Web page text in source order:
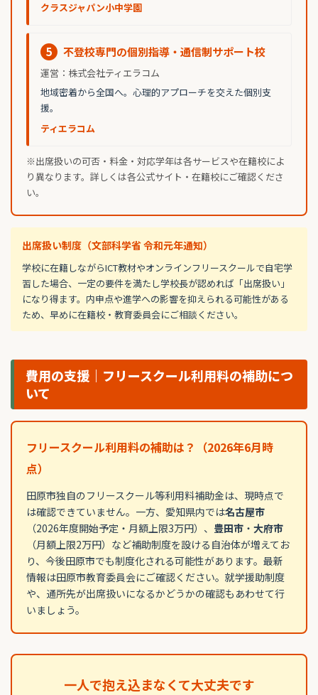
クラスジャパン小中学園
5 不登校専門の個別指導・通信制サポート校
運営：株式会社ティエラコム
地域密着から全国へ。心理的アプローチを交えた個別支
援。
ティエラコム
※出席扱いの可否・料金・対応学年は各サービスや在籍校によ
り異なります。詳しくは各公式サイト・在籍校にご確認くださ
い。
出席扱い制度（文部科学省 令和元年通知）
学校に在籍しながらICT教材やオンラインフリースクールで自宅学
習した場合、一定の要件を満たし学校長が認めれば「出席扱い」
になり得ます。内申点や進学への影響を抑えられる可能性がある
ため、早めに在籍校・教育委員会にご相談ください。
費用の支援｜フリースクール利用料の補助につ
いて
フリースクール利用料の補助は？（2026年6月時
点）
田原市独自のフリースクール等利用料補助金は、現時点で
は確認できていません。一方、愛知県内では名古屋市
（2026年度開始予定・月額上限3万円）、 豊田市 ・ 大府市
（月額上限2万円）など補助制度を設ける自治体が増えてお
り、今後田原市でも制度化される可能性があります。最新
情報は田原市教育委員会にご確認ください。就学援助制度
や、通所先が出席扱いになるかどうかの確認もあわせて行
いましょう。
一人で抱え込まなくて大丈夫です